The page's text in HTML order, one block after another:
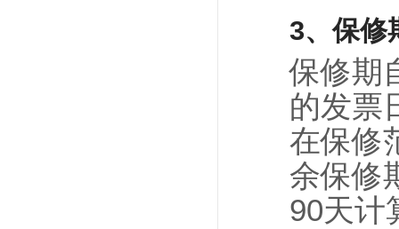
3、保修
保修期
的发票
在保修
余保修
90天计